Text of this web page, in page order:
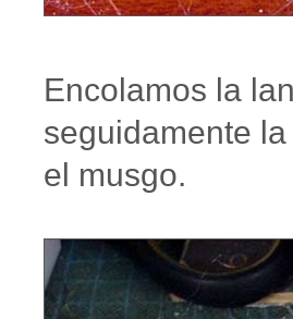
Encolamos la
seguidamente
el musgo.